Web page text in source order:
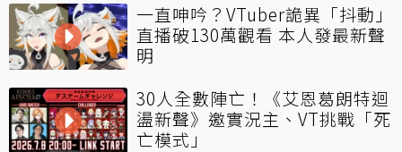
一直呻吟？VTuber詭異「抖動」
直播破130萬觀看 本人發最新聲
明
30人全數陣亡！《艾恩葛朗特迴
盪新聲》邀實況主、VT挑戰「死
亡模式」